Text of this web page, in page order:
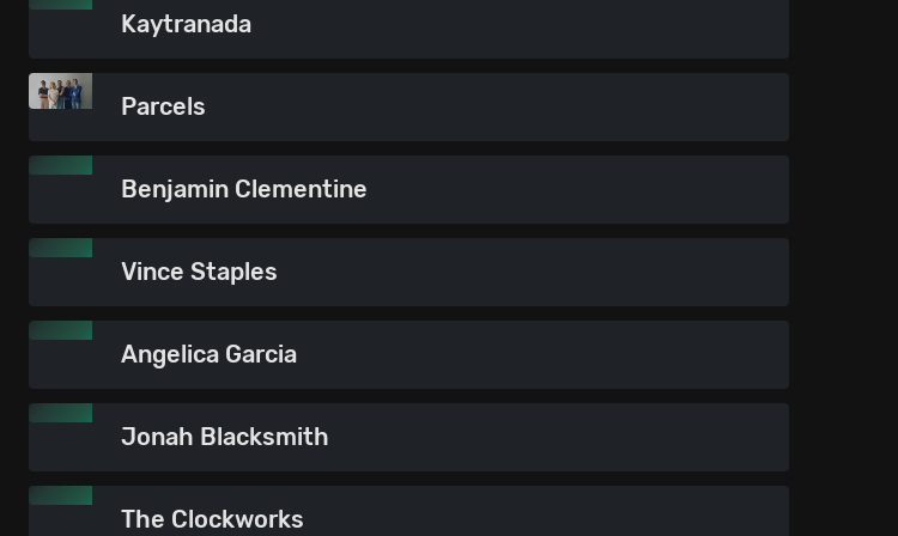
Kaytranada
Parcels
Benjamin Clementine
Vince Staples
Angelica Garcia
Jonah Blacksmith
The Clockworks